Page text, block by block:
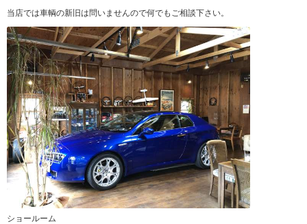
当店では車輌の新旧は問いませんので何でもご相談下さい。
ショールーム